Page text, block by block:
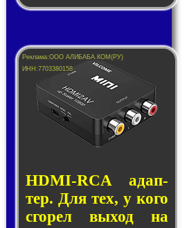
HDMI-RCA адап­
тер. Для тех, у кого
сго­рел вы­ход на